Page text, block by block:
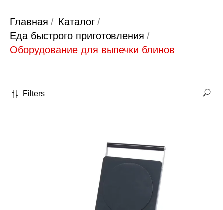
Главная / Каталог /
Еда быстрого приготовления /
Оборудование для выпечки блинов
Filters